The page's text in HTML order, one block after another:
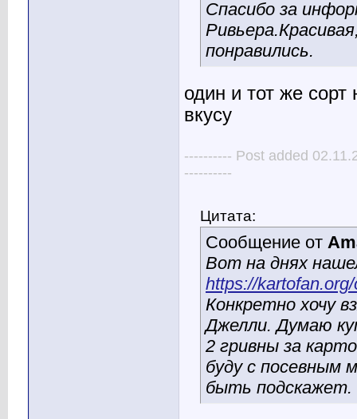
Спасибо за
понравились.
один и тот же сорт
вкусу
---------- Post added
----------
Цитата:
Сообщение от
Вот на днях
https://
Конкретно хочу
Джелли. Думаю
2 гривны за
буду с
быть подскажет.